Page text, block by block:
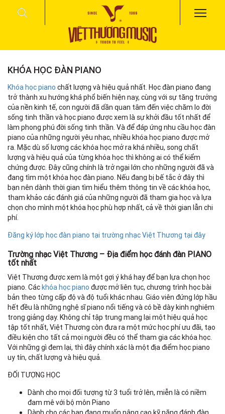
KHÓA HỌC ĐÀN PIANO
Khóa học piano chất lượng và hiệu quả nhất. Học đàn piano đang
trở thành xu hướng khá phổ biến hiện nay, cùng với sự tăng trưởng
của nền kinh tế, con người đã dần quan tâm đến việc chăm lo đời
sống tinh thần và học piano được xem là sự khởi đầu tốt nhất để
làm phong phú đời sống tinh thần. Và để đáp ứng nhu cầu học đàn
piano của những người yêu nhạc, nhiều khóa học piano được mở
ra. Mặc dù số lượng các khóa học mở ra khá nhiều, song chất
lượng và hiệu quả của từng khóa học thì không ai có thể kiểm
chứng được. Đây cũng chính là trở ngại lớn cho những người đã và
đang tìm một khóa học đàn piano. Nếu đang bị bế tắc ở đây thì
bạn nên dành thời gian tìm hiểu thêm thông tin về các khóa học,
tham khảo các đánh giá của những người đã tham gia học và lựa
chọn cho mình một khóa học phù hợp nhất, cả về thời gian lẫn chi
phí.
Đăng ký lớp học đàn piano tại trường nhạc Việt Thương tại đây
Trường nhạc Việt Thương – Địa điểm học đánh đàn PIANO
tốt nhất
Việt Thương được xem là một gợi ý khá hay để bạn lựa chọn học
piano. Các khóa học piano được mở liên tục, chương trình học bài
bản theo từng cấp độ và độ tuổi khác nhau. Giáo viên đứng lớp hầu
hết đều là những nghệ sĩ piano nổi tiếng và có bề dày kinh nghiệm
trong giảng dạy. Không chỉ tập trung mang lại một hiệu quả học
tập tốt nhất, Việt Thương còn đưa ra một mức học phí ưu đãi, tạo
điều kiện cho tất cả mọi người đều có thể tham gia các khóa học.
Với những gì đem lại, thì đây chính xác là một địa điểm học piano
uy tín, chất lượng và hiệu quả.
ĐỐI TƯỢNG HỌC
Dành cho mọi đối tượng từ 3 tuổi trở lên, miễn là có niềm
đam mê với bộ môn Piano